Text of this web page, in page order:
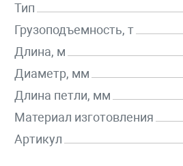
Тип
Грузоподъемность, т
Длина, м
Диаметр, мм
Длина петли, мм
Материал изготовления
Артикул